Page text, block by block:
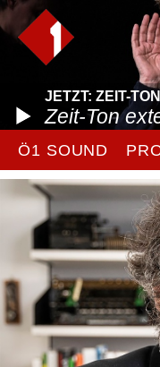
JETZT: ZEIT-TON
Zeit-Ton
Ö1 SOUND